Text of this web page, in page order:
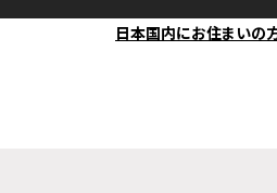
日本国内にお住まいの